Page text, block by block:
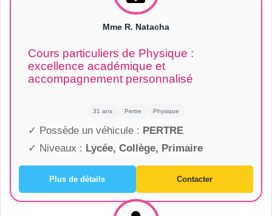
Mme R. Natacha
Cours particuliers de Physique :
excellence académique et
accompagnement personnalisé
31 ans Pertre Physique
✓ Possède un véhicule : PERTRE
✓ Niveaux : Lycée, Collège, Primaire
Plus de détails Contacter